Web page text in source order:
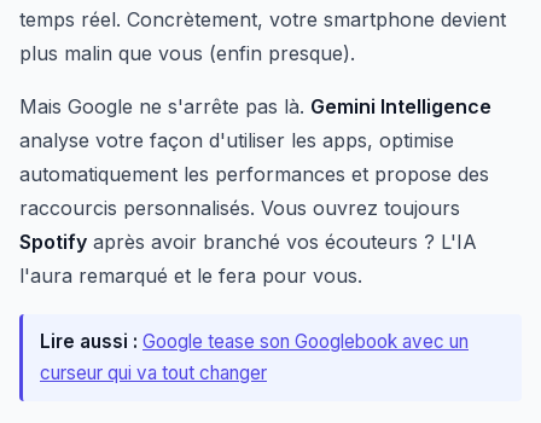
temps réel. Concrètement, votre smartphone devient
plus malin que vous (enfin presque).
Mais Google ne s'arrête pas là. Gemini Intelligence
analyse votre façon d'utiliser les apps, optimise
automatiquement les performances et propose des
raccourcis personnalisés. Vous ouvrez toujours
Spotify après avoir branché vos écouteurs ? L'IA
l'aura remarqué et le fera pour vous.
Lire aussi : Google tease son Googlebook avec un
curseur qui va tout changer